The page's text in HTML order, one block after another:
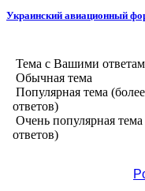
Украинский авиационный
Тема с Вашими
Обычная тема
Популярная тема
ответов)
Очень популярная тема
ответов)